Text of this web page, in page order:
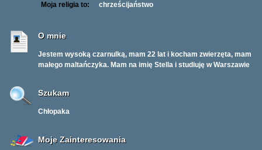
Moja religia to: chrześcijaństwo
O mnie
Jestem wysoką czarnulką, mam 22 lat i kocham zwierzęta, mam
małego maltańczyka. Mam na imię Stella i studiuję w Warszawie
Szukam
Chłopaka
Moje Zainteresowania